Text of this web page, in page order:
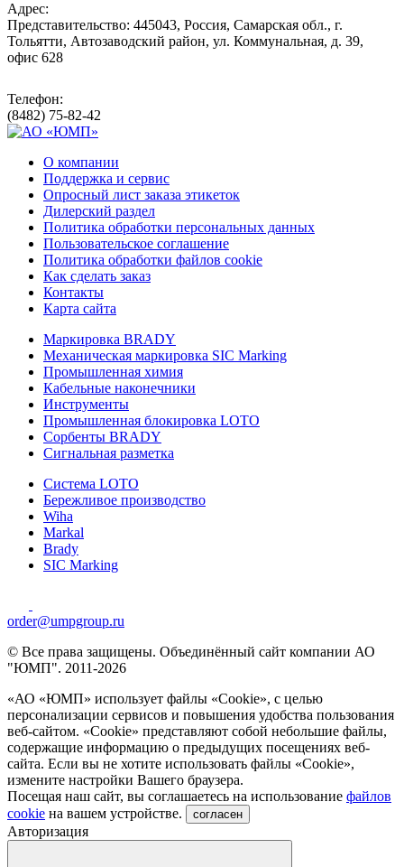
Адрес:
Представительство: 445043, Россия, Самарская обл., г.
Тольятти, Автозаводский район, ул. Коммунальная, д. 39,
офис 628
Телефон:
(8482) 75-82-42
О компании
Поддержка и сервис
Опросный лист заказа этикеток
Дилерский раздел
Политика обработки персональных данных
Пользовательское соглашение
Политика обработки файлов cookie
Как сделать заказ
Контакты
Карта сайта
Маркировка BRADY
Механическая маркировка SIC Marking
Промышленная химия
Кабельные наконечники
Инструменты
Промышленная блокировка LOTO
Сорбенты BRADY
Сигнальная разметка
Система LOTO
Бережливое производство
Wiha
Markal
Brady
SIC Marking
order@umpgroup.ru
© Все права защищены. Объединённый сайт компании АО
"ЮМП". 2011-2026
«АО «ЮМП» использует файлы «Сookie», с целью
персонализации сервисов и повышения удобства пользования
веб-сайтом. «Cookie» представляют собой небольшие файлы,
содержащие информацию о предыдущих посещениях веб-
сайта. Если вы не хотите использовать файлы «Сookie»,
измените настройки Вашего браузера.
Посещая наш сайт, вы соглашаетесь на использование файлов
cookie на вашем устройстве. согласен
Авторизация